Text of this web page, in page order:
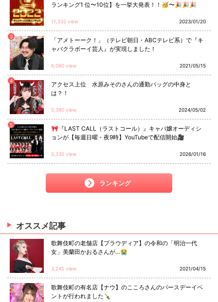
ランキング1 位〜10位】を一挙大発表！！🥳〜🎉🎉🎉
11,332 view 2023/01/20
3
「アメトーーク！」（テレビ朝日・ABCテレビ系）で『キ
ャバクラボーイ芸人』が実現しました！
6,080 view 2021/05/15
4
アクセス上位 水原みそのさんの通勤バッグの中身と
は？！
5,390 view 2024/05/02
5
🎀『LAST CALL（ラストコール）』キャバ嬢オーディシ
ョンが【毎週日曜・夜9時】YouTubeで配信開始🎥
5,330 view 2026/01/16
ランキング
オススメ記事
歌舞伎町の老舗店【プラウディア】の令和の「明治一代
女」美蘭田かおるさんが…😭
3,245 view 2021/04/15
歌舞伎町の有名店【ナウ】のこころさんのバースデーイベ
ントが行われました🍾